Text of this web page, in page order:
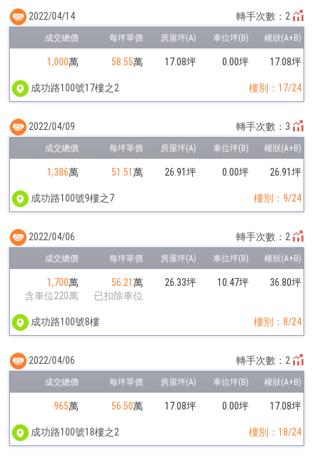
1,000萬 58.55萬 17.08坪 0.00坪 17.08坪
成功路100號17樓之2 樓別：17/24
2022/04/14 轉手次數：2
1,386萬 51.51萬 26.91坪 0.00坪 26.91坪
成功路100號9樓之7 樓別：9/24
2022/04/09 轉手次數：3
1,700萬
含車位220萬
56.21萬
已扣除車位
26.33坪 10.47坪 36.80坪
成功路100號8樓 樓別：8/24
2022/04/06 轉手次數：2
965萬 56.50萬 17.08坪 0.00坪 17.08坪
成功路100號18樓之2 樓別：18/24
2022/04/06 轉手次數：2